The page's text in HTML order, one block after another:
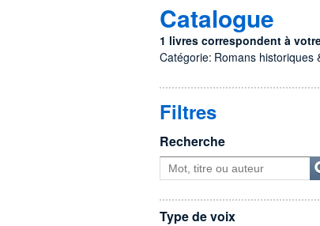
Catalogue
1 livres correspondent à
Catégorie: Romans historiques
Filtres
Recherche
Type de voix